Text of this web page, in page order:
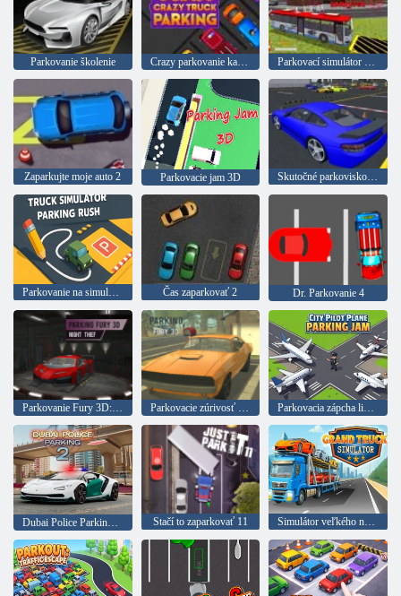
Parkovanie školenie Crazy parkovanie kamiónu Parkovací simulátor autobusov 3D
Zaparkujte moje auto 2 Parkovacie jam 3D Skutočné parkovisko v roku 2020
Čas zaparkovať 2 Dr. Parkovanie 4
Dubai Police Parking 2. Stačí to zaparkovať 11 Simulátor veľkého nákladného auta